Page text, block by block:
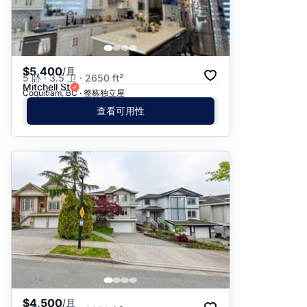
$5,400/月
5 卧 · 3.5 卫 · 2650 ft²
Mitchell St
Coquitlam, BC · 整栋独立屋
查看可用性
$4,500/月